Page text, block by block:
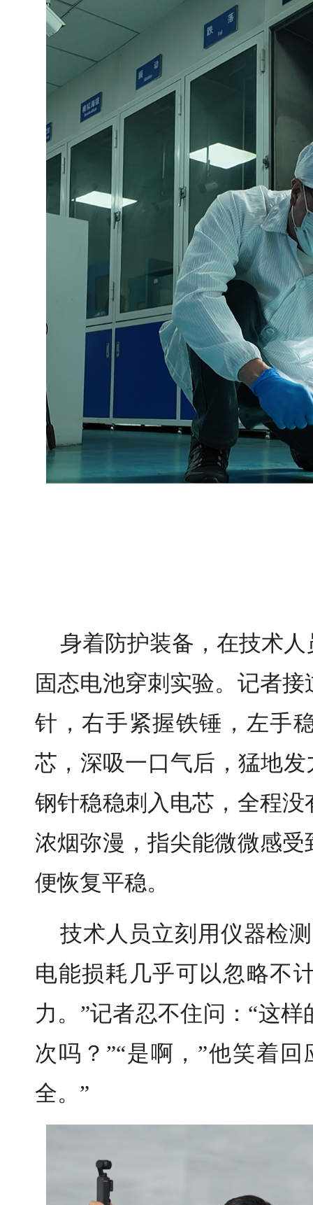
身着防护装备，在技术
固态电池穿刺实验。记者
针，右手紧握铁锤，左手
芯，深吸一口气后，猛地
钢针稳稳刺入电芯，全程
浓烟弥漫，指尖能微微感
便恢复平稳。
技术人员立刻用仪器检
电能损耗几乎可以忽略不
力。”记者忍不住问：“这
次吗？”“是啊，”他笑着
全。”